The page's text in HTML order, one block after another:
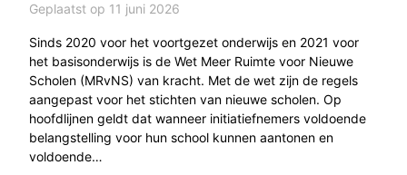
Geplaatst op 11 juni 2026
Sinds 2020 voor het voortgezet onderwijs en 2021 voor
het basisonderwijs is de Wet Meer Ruimte voor Nieuwe
Scholen (MRvNS) van kracht. Met de wet zijn de regels
aangepast voor het stichten van nieuwe scholen. Op
hoofdlijnen geldt dat wanneer initiatiefnemers voldoende
belangstelling voor hun school kunnen aantonen en
voldoende…